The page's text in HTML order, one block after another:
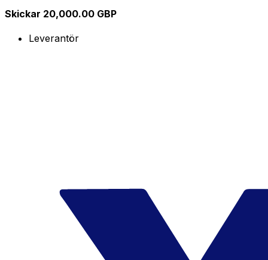
Skickar 20,000.00 GBP
Leverantör